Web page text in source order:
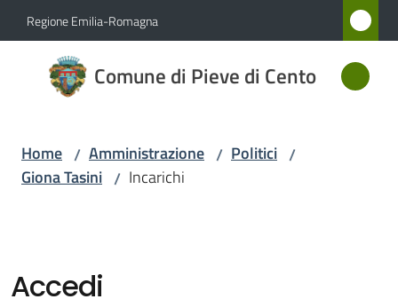
Vai al contenuto
Vai alla navigazione
Vai al footer
Regione Emilia-Romagna
Comune di Pieve di Cento
Comune
di Pieve
Amministrazione
Servizi
Home / Amministrazione / Politici /
Giona Tasini / Incarichi
Accedi